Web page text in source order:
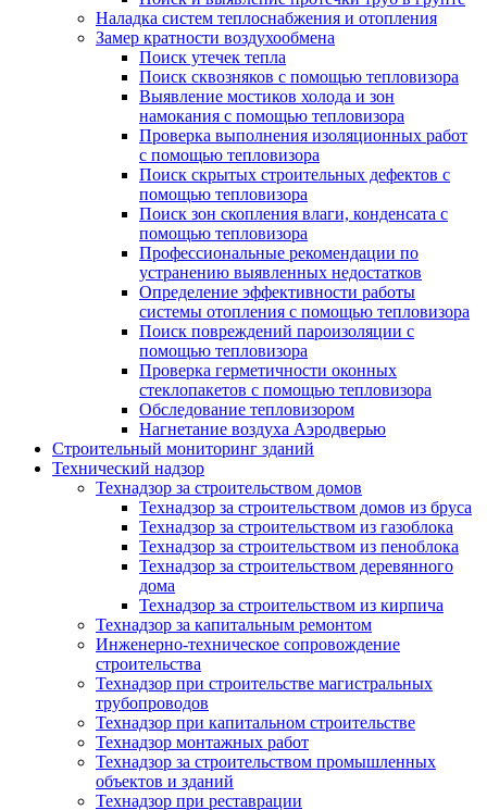
Наладка систем теплоснабжения и отопления
Замер кратности воздухообмена
Поиск утечек тепла
Поиск сквозняков с помощью тепловизора
Выявление мостиков холода и зон
намокания с помощью тепловизора
Проверка выполнения изоляционных работ
с помощью тепловизора
Поиск скрытых строительных дефектов с
помощью тепловизора
Поиск зон скопления влаги, конденсата с
помощью тепловизора
Профессиональные рекомендации по
устранению выявленных недостатков
Определение эффективности работы
системы отопления с помощью тепловизора
Поиск повреждений пароизоляции с
помощью тепловизора
Проверка герметичности оконных
стеклопакетов с помощью тепловизора
Обследование тепловизором
Нагнетание воздуха Аэродверью
Строительный мониторинг зданий
Технический надзор
Технадзор за строительством домов
Технадзор за строительством домов из бруса
Технадзор за строительством из газоблока
Технадзор за строительством из пеноблока
Технадзор за строительством деревянного
дома
Технадзор за строительством из кирпича
Технадзор за капитальным ремонтом
Инженерно-техническое сопровождение
строительства
Технадзор при строительстве магистральных
трубопроводов
Технадзор при капитальном строительстве
Технадзор монтажных работ
Технадзор за строительством промышленных
объектов и зданий
Технадзор при реставрации